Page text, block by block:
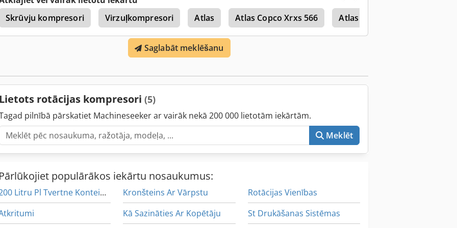
Skrūvju kompresori
Virzuļkompresori Atlas Atlas Copco Xrxs 566 Atlas Copco Acta 3000
Saglabāt meklēšanu
Lietots rotācijas kompresori (5)
pilnībā pārskatiet Machineseeker ar vairāk nekā 200 000 lietotām iekārtām.
Meklēt
Pārlūkojiet populārākos iekārtu nosaukumus:
200 Litru Pl Tvertne Konteiners
Kronšteins Ar Vārpstu
Kā Sazināties Ar Kopētāju
Rotācijas Vienības
St Drukāšanas Sistēmas